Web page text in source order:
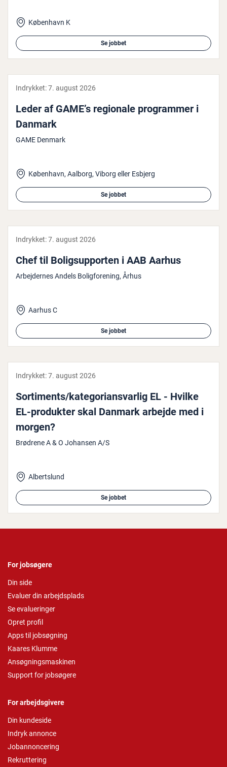
København K
Se jobbet
Indrykket:7. august 2026
Leder af GAME’s regionale pro­gram­mer i
Danmark
GAME Denmark
København, Aalborg, Viborg eller Esbjerg
Se jobbet
Indrykket:7. august 2026
Chef til Bo­ligsup­por­ten i AAB Aarhus
Arbejdernes Andels Boligforening, Århus
Aarhus C
Se jobbet
Indrykket:7. august 2026
Sor­ti­ments/ka­te­go­ri­ansvar­lig EL - Hvilke
EL-produkter skal Danmark arbejde med i
morgen?
Brødrene A & O Johansen A/S
Albertslund
Se jobbet
For jobsøgere
Din side
Evaluer din arbejdsplads
Se evalueringer
Opret profil
Apps til jobsøgning
Kaares Klumme
Ansøgningsmaskinen
Support for jobsøgere
For arbejdsgivere
Din kundeside
Indryk annonce
Jobannoncering
Rekruttering